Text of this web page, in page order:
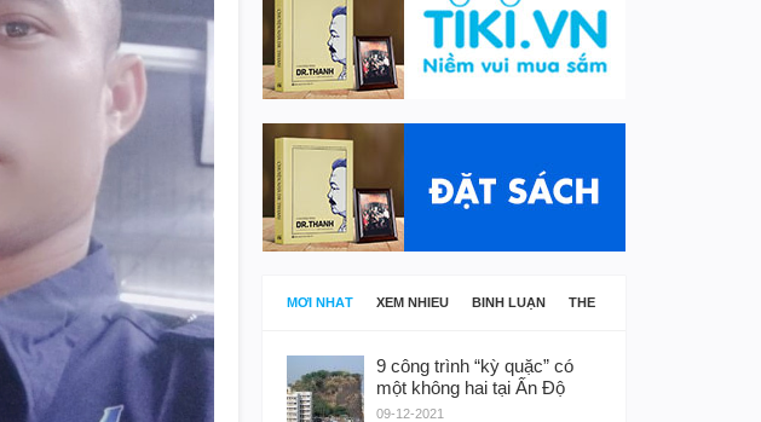
MỚI NHẤT XEM NHIỀU BÌNH LUẬN THẺ
9 công trình “kỳ quặc” có
một không hai tại Ấn Độ
09-12-2021